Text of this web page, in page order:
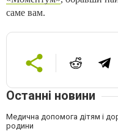
саме вам.
Останні новини
Медична допомога дітям і
родини